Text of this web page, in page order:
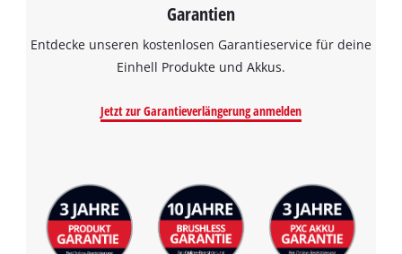
Garantien
Entdecke unseren kostenlosen Garantieservice für deine
Einhell Produkte und Akkus.
Jetzt zur Garantieverlängerung anmelden